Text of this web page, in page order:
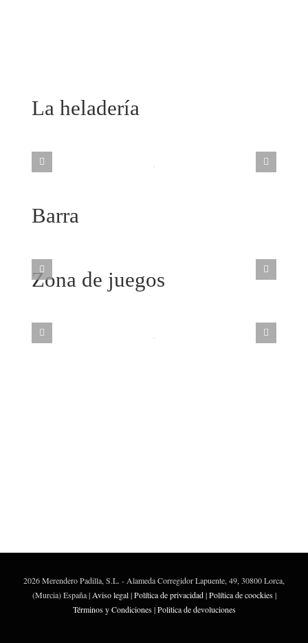
La heladería
Barra
Zona de juegos
2026 Merendero Padilla, S.L. - Alameda Corregidor Lapuente, 49, 30800 Lorca,
(Murcia) España | Aviso legal|Política de privacidad|Política de coockies|
Términos y Condiciones|Politica de devoluciones